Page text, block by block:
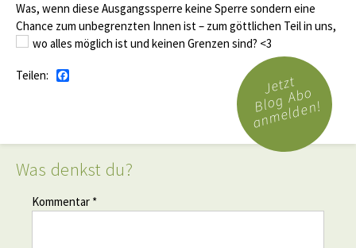
Was, wenn diese Ausgangssperre keine Sperre sondern eine
Chance zum unbegrenzten Innen ist – zum göttlichen Teil in uns,
wo alles möglich ist und keinen Grenzen sind? <3
Teilen: Jetzt
Blog Abo
anmelden!
Was denkst du?
Kommentar *